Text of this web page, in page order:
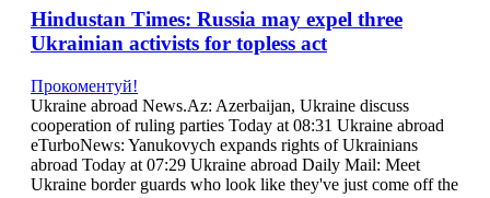
Hindustan Times: Russia may expel three
Ukrainian activists for topless act
Прокоментуй!
Ukraine abroad News.Az: Azerbaijan, Ukraine discuss
cooperation of ruling parties Today at 08:31 Ukraine abroad
eTurboNews: Yanukovych expands rights of Ukrainians
abroad Today at 07:29 Ukraine abroad Daily Mail: Meet
Ukraine border guards who look like they've just come off the